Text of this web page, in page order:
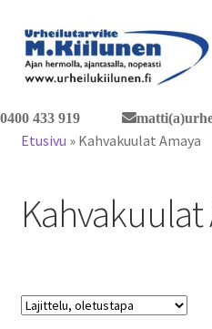
0400 433 919
Siirry
navigointiin
Siirry
sisältöön
Tervetuloa verkkokauppaan
Yhteystiedot
Etusivu » Kahvakuulat Amaya
Kahvakuulat